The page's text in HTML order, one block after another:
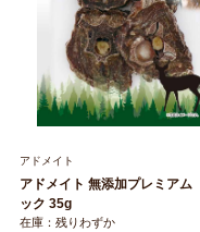
アドメイト
アドメイト 無添加プレミア
ック 35g
在庫：残りわずか